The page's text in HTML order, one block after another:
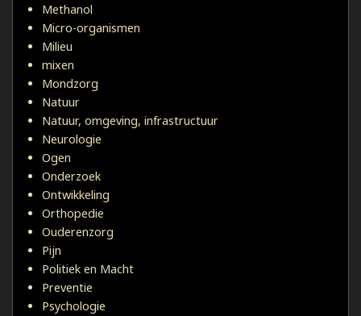
Methanol
Micro-organismen
Milieu
mixen
Mondzorg
Natuur
Natuur, omgeving, infrastructuur
Neurologie
Ogen
Onderzoek
Ontwikkeling
Orthopedie
Ouderenzorg
Pijn
Politiek en Macht
Preventie
Psychologie